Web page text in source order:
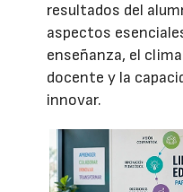
resultados del
aspectos
enseñanza, el
docente y la
innovar.